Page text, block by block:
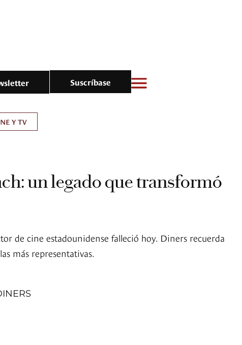
Suscríbase
Y TV
un legado que transformó
de cine estadounidense falleció hoy. Diners recuerda
más representativas.